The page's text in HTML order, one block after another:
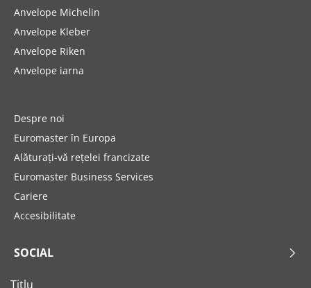
Anvelope Michelin
Anvelope Kleber
Anvelope Riken
Anvelope iarna
Despre noi
Euromaster în Europa
Alăturați-vă rețelei francizate
Euromaster Business Services
Cariere
Accesibilitate
SOCIAL
Titlu